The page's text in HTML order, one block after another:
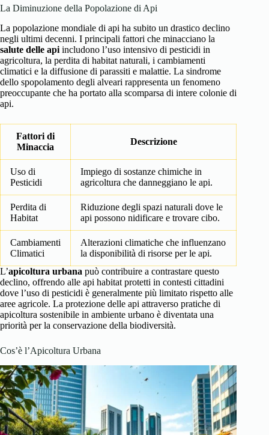
La Diminuzione della Popolazione di Api
La popolazione mondiale di api ha subito un drastico declino
negli ultimi decenni. I principali fattori che minacciano la
salute delle api includono l’uso intensivo di pesticidi in
agricoltura, la perdita di habitat naturali, i cambiamenti
climatici e la diffusione di parassiti e malattie. La sindrome
dello spopolamento degli alveari rappresenta un fenomeno
preoccupante che ha portato alla scomparsa di intere colonie di
api.
Fattori di
Minaccia
Descrizione
Uso di
Pesticidi
Impiego di sostanze chimiche in
agricoltura che danneggiano le api.
Perdita di
Habitat
Riduzione degli spazi naturali dove le
api possono nidificare e trovare cibo.
Cambiamenti
Climatici
Alterazioni climatiche che influenzano
la disponibilità di risorse per le api.
L’apicoltura urbana può contribuire a contrastare questo
declino, offrendo alle api habitat protetti in contesti cittadini
dove l’uso di pesticidi è generalmente più limitato rispetto alle
aree agricole. La protezione delle api attraverso pratiche di
apicoltura sostenibile in ambiente urbano è diventata una
priorità per la conservazione della biodiversità.
Cos’è l’Apicoltura Urbana